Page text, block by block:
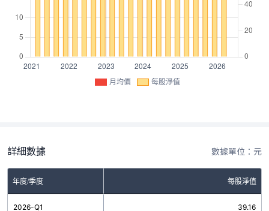
月均價 每股淨值
詳細數據 數據單位：元
年度/季度 每股淨值
2026-Q1 39.16